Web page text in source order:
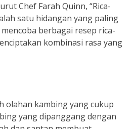
Chef Farah Quinn, “Rica-
satu hidangan yang paling
mencoba berbagai resep rica-
kombinasi rasa yang
olahan kambing yang cukup
yang dipanggang dengan